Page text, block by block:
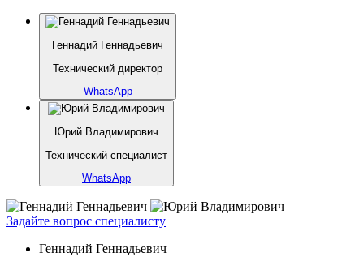
Геннадий Геннадьевич
Технический директор
WhatsApp
Юрий Владимирович
Технический специалист
WhatsApp
Задайте вопрос специалисту
Геннадий Геннадьевич